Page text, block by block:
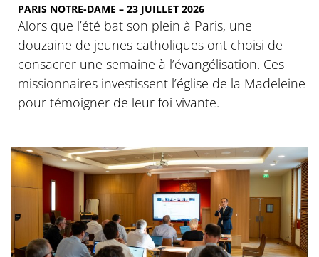
PARIS NOTRE-DAME – 23 JUILLET 2026
Alors que l’été bat son plein à Paris, une
douzaine de jeunes catholiques ont choisi de
consacrer une semaine à l’évangélisation. Ces
missionnaires investissent l’église de la Madeleine
pour témoigner de leur foi vivante.